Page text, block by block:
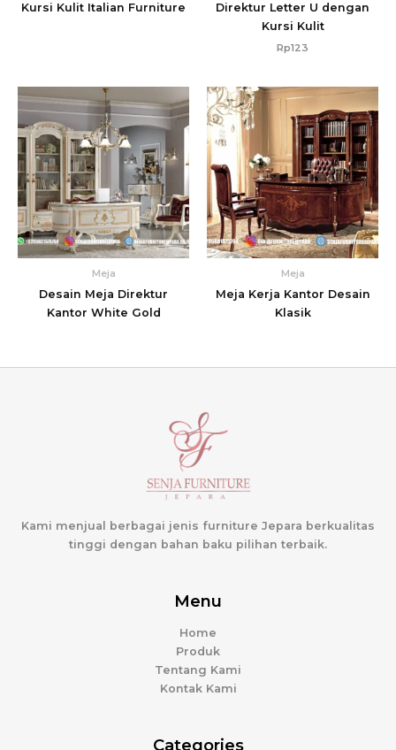
Kursi Kulit Italian Furniture
Direktur Letter U dengan
Kursi Kulit
Rp123
Meja
Desain Meja Direktur
Kantor White Gold
Meja
Meja Kerja Kantor Desain
Klasik
Kami menjual berbagai jenis furniture Jepara berkualitas
tinggi dengan bahan baku pilihan terbaik.
Menu
Home
Produk
Tentang Kami
Kontak Kami
Categories